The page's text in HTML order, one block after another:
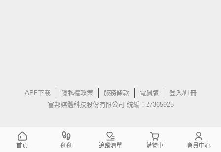
APP下載 隱私權政策 服務條款 電腦版
登入/註冊
富邦媒體科技股份有限公司 統編：27365925
首頁 逛逛 追蹤清單 購物車 會員中心